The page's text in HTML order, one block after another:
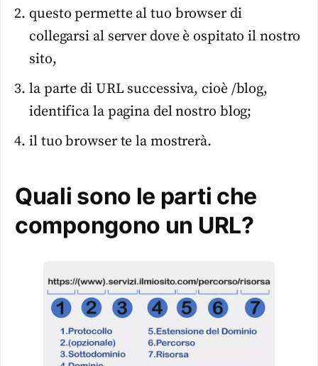
questo permette al tuo browser di
collegarsi al server dove è ospitato il nostro
sito,
la parte di URL successiva, cioè /blog,
identifica la pagina del nostro blog;
il tuo browser te la mostrerà.
Quali sono le parti che
compongono un URL?